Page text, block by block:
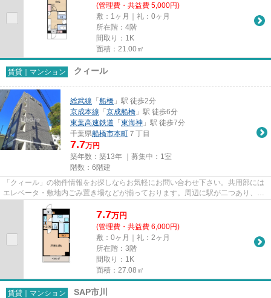
(管理費・共益費 5,000円)
敷：1ヶ月｜礼：0ヶ月
所在階：4階
間取り：1K
面積：21.00㎡
賃貸｜マンション クィール
総武線 「 船橋 」駅 徒歩2分
京成本線 「 京成船橋 」駅 徒歩6分
東葉高速鉄道 「 東海神 」駅 徒歩7分
千葉県船橋市本町 ７丁目
7.7万円
築年数：築13年 ｜募集中： 1室
階数：6階建
「クィール」の物件情報をお探しならお気軽にお問い合わせ下さい。共用部には
エレベータ・敷地内ごみ置き場などが揃っております。周辺に駅が二つあり、交
通の利便性が高いです。徒歩2...
7.7万円
(管理費・共益費 6,000円)
敷：0ヶ月｜礼：2ヶ月
所在階：3階
間取り：1K
面積：27.08㎡
賃貸｜マンション SAP市川